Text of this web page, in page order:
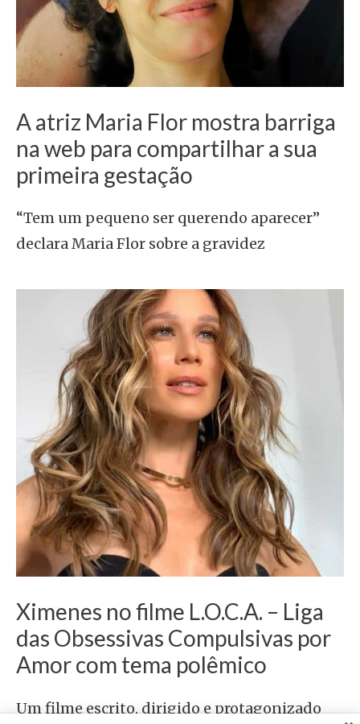
A atriz Maria Flor mostra barriga
na web para compartilhar a sua
primeira gestação
“Tem um pequeno ser querendo aparecer”
declara Maria Flor sobre a gravidez
Ximenes no filme L.O.C.A. – Liga
das Obsessivas Compulsivas por
Amor com tema polêmico
Um filme escrito, dirigido e protagonizado